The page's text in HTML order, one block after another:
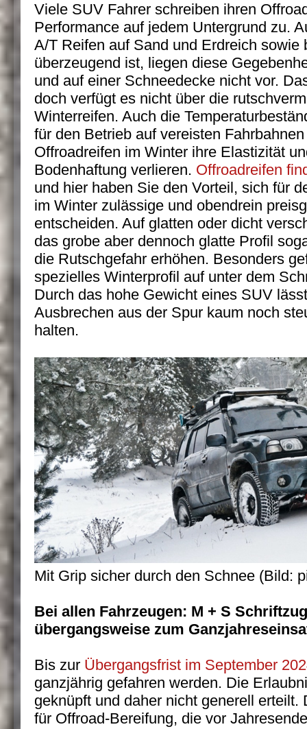
Viele SUV Fahrer schreiben ihren
Performance auf jedem Untergrund zu.
A/T Reifen auf Sand und Erdreich sowie
überzeugend ist, liegen diese
und auf einer Schneedecke nicht vor.
doch verfügt es nicht über die
Winterreifen. Auch die
für den Betrieb auf vereisten
Offroadreifen im Winter ihre Elastizität
Bodenhaftung verlieren. Offroadreifen
und hier haben Sie den Vorteil, sich für
im Winter zulässige und obendrein
entscheiden. Auf glatten oder dicht
das grobe aber dennoch glatte Profil
die Rutschgefahr erhöhen. Besonders
spezielles Winterprofil auf unter dem
Durch das hohe Gewicht eines SUV
Ausbrechen aus der Spur kaum noch
halten.
Mit Grip sicher durch den Schnee (Bild:
Bei allen Fahrzeugen: M + S
übergangsweise zum
Bis zur Übergangsfrist im September
ganzjährig gefahren werden. Die
geknüpft und daher nicht generell erteilt.
für Offroad-Bereifung, die vor